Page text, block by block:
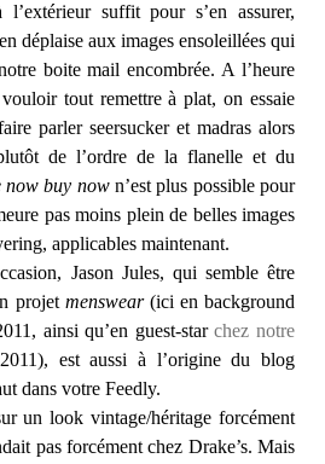
suffit pour s’en assurer,
déplaise aux images ensoleillées qui
boite mail encombrée. A l’heure
tout remettre à plat, on essaie
parler seersucker et madras alors
de l’ordre de la flanelle et du
now buy nown’est plus possible pour
pas moins plein de belles images
applicables maintenant.
Jason Jules, qui semble être
projet menswear(ici en background
ainsi qu’en guest-starchez notre
est aussi à l’origine du blog
dans votre Feedly.
un look vintage/héritage forcément
pas forcément chez Drake’s. Mais